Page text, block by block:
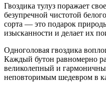
Гвоздика тулуз поражает
безупречной чистотой
сорта — это подарок
изысканности и делает их
Одноголовая гвоздика
Каждый бутон равномерно
великолепный и
неповторимым шедевром в